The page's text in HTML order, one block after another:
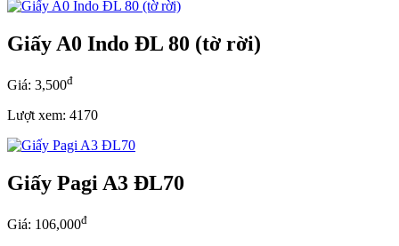
Giấy A0 Indo ĐL 80 (tờ rời)
Giá: 3,500đ
Lượt xem: 4170
Giấy Pagi A3 ĐL70
Giá: 106,000đ